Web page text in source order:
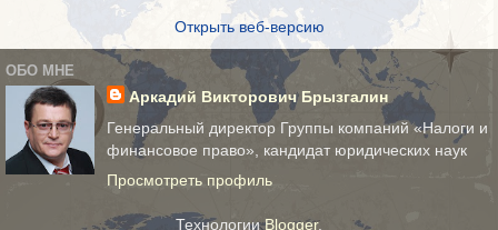
Открыть веб-версию
ОБО МНЕ
Аркадий Викторович Брызгалин
Генеральный директор Группы компаний «Налоги и
финансовое право», кандидат юридических наук
Просмотреть профиль
ТехнологииBlogger.